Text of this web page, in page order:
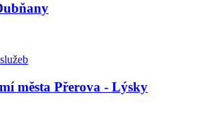
města Přerova - Lýsky